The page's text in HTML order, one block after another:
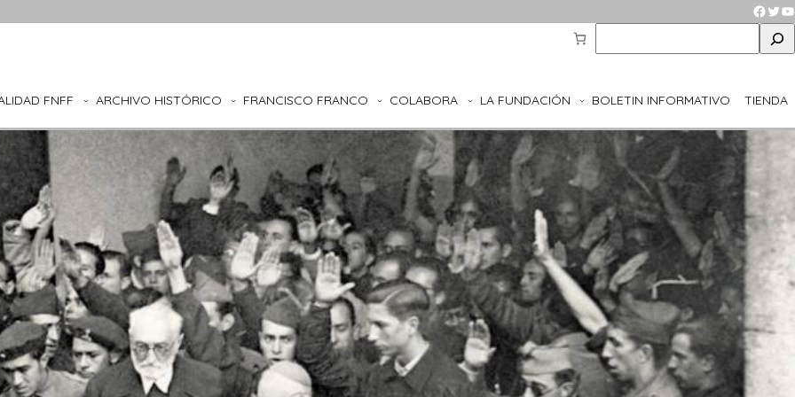
e
r
h
FNFF ARCHIVO HISTÓRICO FRANCISCO FRANCO COLABORA LA FUNDACIÓN BOLETIN INFORMATIVO TIENDA